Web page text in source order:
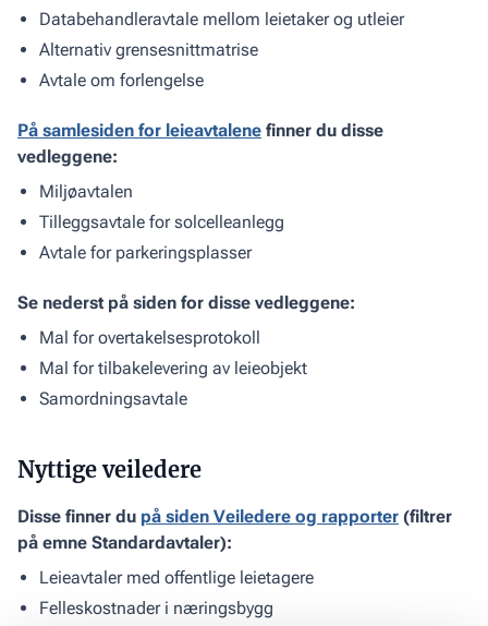
Databehandleravtale mellom leietaker og utleier
Alternativ grensesnittmatrise
Avtale om forlengelse
På samlesiden for leieavtalene finner du disse
vedleggene:
Miljøavtalen
Tilleggsavtale for solcelleanlegg
Avtale for parkeringsplasser
Se nederst på siden for disse vedleggene:
Mal for overtakelsesprotokoll
Mal for tilbakelevering av leieobjekt
Samordningsavtale
Nyttige veiledere
Disse finner du på siden Veiledere og rapporter (filtrer
på emne Standardavtaler):
Leieavtaler med offentlige leietagere
Felleskostnader i næringsbygg